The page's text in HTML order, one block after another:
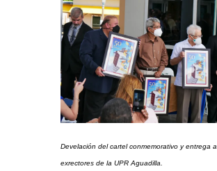
Develación del cartel conmemorativo y entrega a
exrectores de la UPR Aguadilla.